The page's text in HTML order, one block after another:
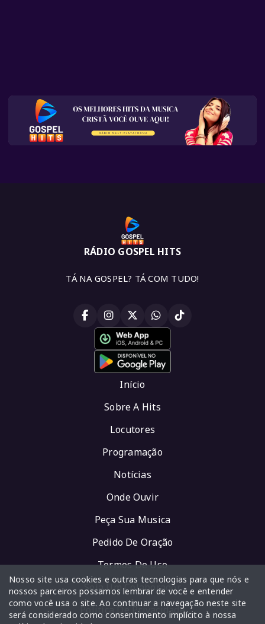
RÁDIO GOSPEL HITS
TÁ NA GOSPEL? TÁ COM TUDO!
Início
Sobre A Hits
Locutores
Programação
Notícias
Onde Ouvir
Peça Sua Musica
Pedido De Oração
Termos De Uso
Seja Um Colaborador
Política De Privacidade
Nosso site usa cookies e outras tecnologias para que nós e
nossos parceiros possamos lembrar de você e entender
como você usa o site. Ao continuar a navegação neste site
será considerado como consentimento implícito à nossa